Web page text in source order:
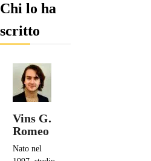
Chi lo ha
scritto
Vins G.
Romeo
Nato nel